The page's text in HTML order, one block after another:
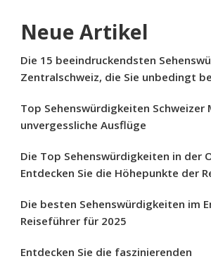
Neue Artikel
Die 15 beeindruckendsten
Zentralschweiz, die Sie unbedingt
Top Sehenswürdigkeiten
unvergessliche Ausflüge
Die Top Sehenswürdigkeiten in der
Entdecken Sie die Höhepunkte der
Die besten Sehenswürdigkeiten im
Reiseführer für 2025
Entdecken Sie die faszinierenden